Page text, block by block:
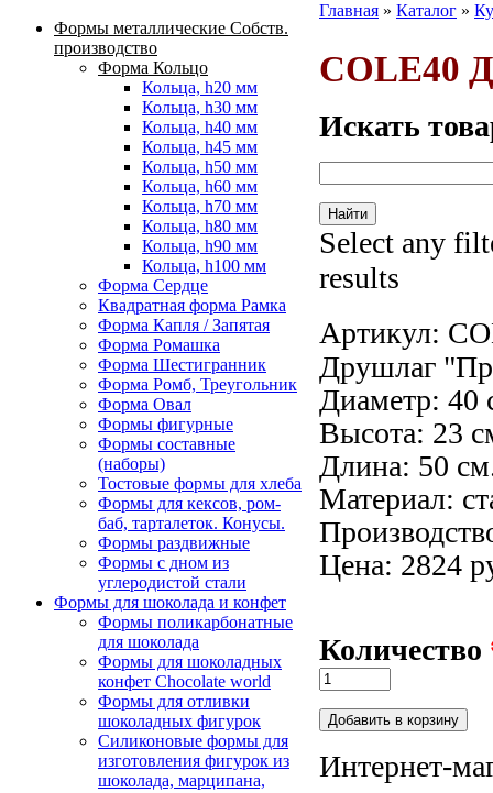
Формы металлические Собств.
производство
Форма Кольцо
Кольца, h20 мм
Кольца, h30 мм
Кольца, h40 мм
Кольца, h45 мм
Кольца, h50 мм
Кольца, h60 мм
Кольца, h70 мм
Кольца, h80 мм
Кольца, h90 мм
Кольца, h100 мм
Форма Сердце
Квадратная форма Рамка
Форма Капля / Запятая
Форма Ромашка
Форма Шестигранник
Форма Ромб, Треугольник
Форма Овал
Формы фигурные
Формы составные
(наборы)
Тостовые формы для хлеба
Формы для кексов, ром-
баб, тарталеток. Конусы.
Формы раздвижные
Формы с дном из
углеродистой стали
Формы для шоколада и конфет
Формы поликарбонатные
для шоколада
Формы для шоколадных
конфет Сhocolate world
Формы для отливки
шоколадных фигурок
Силиконовые формы для
изготовления фигурок из
шоколада, марципана,
Главная » Каталог »
COLE40
Искать
Select any
results
Артикул:
Друшлаг
Диаметр: 40
Высота: 23
Длина: 50
Материал:
Цена: 2824
Количество
Интернет-